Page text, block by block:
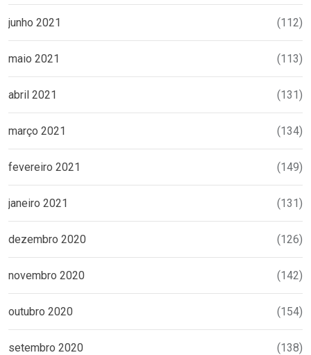
junho 2021 (112)
maio 2021 (113)
abril 2021 (131)
março 2021 (134)
fevereiro 2021 (149)
janeiro 2021 (131)
dezembro 2020 (126)
novembro 2020 (142)
outubro 2020 (154)
setembro 2020 (138)